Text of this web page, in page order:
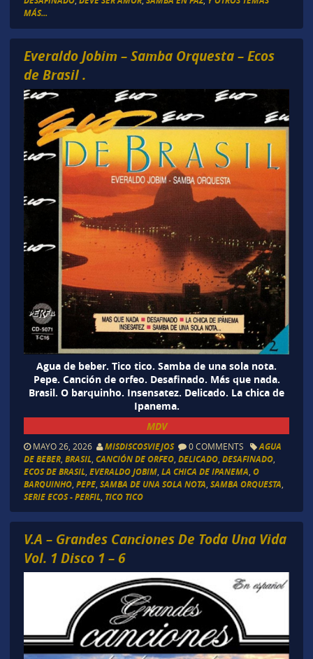
MÁS...
Everaldo Jobim – Samba Orquesta – Ecos
de Brasil .
Agua de beber. Tico tico. Samba de una sola nota.
Pepe. Canción de orfeo. Desafinado. Más que nada.
Brasil. O barquinho. Insensatez. Delicado. La chica de
Ipanema.
MDV
MAYO 26, 2026 MISDISCOSVIEJOS 0 COMMENTS
AGUA
DE BEBER, BRASIL, CANCIÓN DE ORFEO, DELICADO, DESAFINADO,
ECOS DE BRASIL, EVERALDO JOBIM, LA CHICA DE IPANEMA O
BARQUINHO, PEPE, SAMBA DE UNA SOLA NOTA SAMBA ORQUESTA
SERIE ECOS - PERFIL, TICO TICO
V.A – Grandes Canciones De Toda Una Vida
Vol. 1 Disco 1 – 6